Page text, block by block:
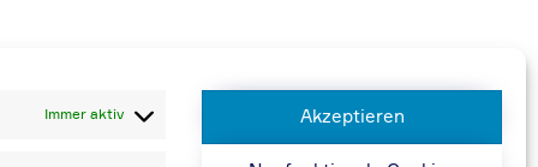
Immer aktiv Akzeptieren